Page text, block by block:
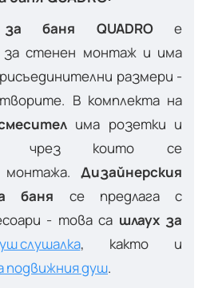
баня QUADROе
за стенен монтаж и има
размери -
В комплекта на
има розетки и
чрез които се
монтажа. Дизайнерския
баня се предлага с
- това са шлаух за
слушалка, както и
подвижния душ.